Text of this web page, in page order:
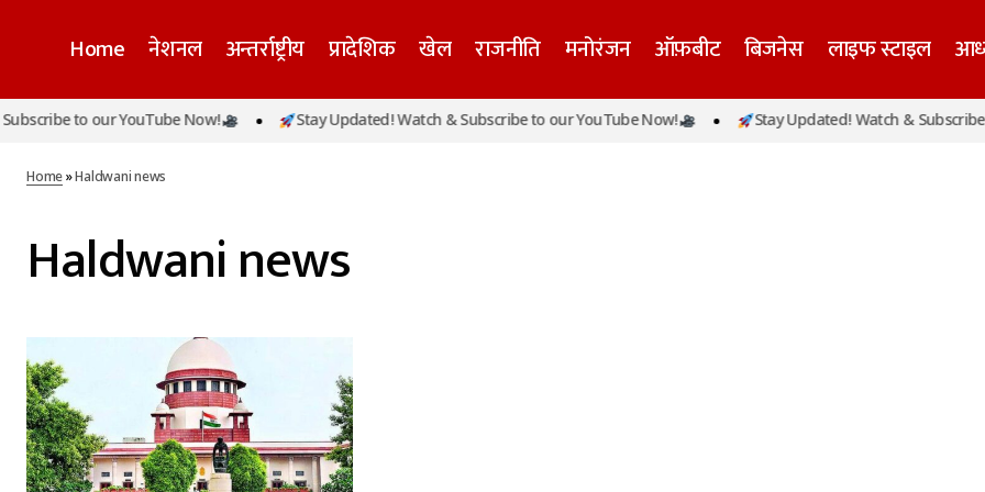
Home नेशनल अन्तर्राष्ट्रीय प्रादेशिक खेल राजनीति मनोरंजन ऑफ़बीट बिजनेस लाइफ स्टाइल
to our YouTube Now! Stay Updated! Watch & Subscribe to our YouTube Now! Stay Updated! Watch & Subscribe
Home»Haldwani news
Haldwani news